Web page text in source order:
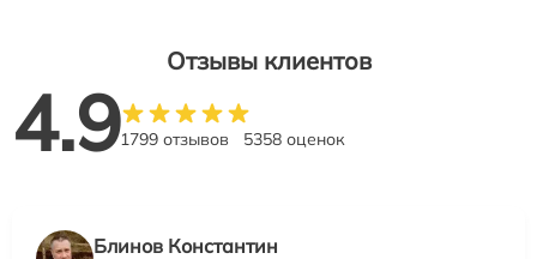
Отзывы клиентов
4.91799 отзывов 5358 оценок
Блинов Константин